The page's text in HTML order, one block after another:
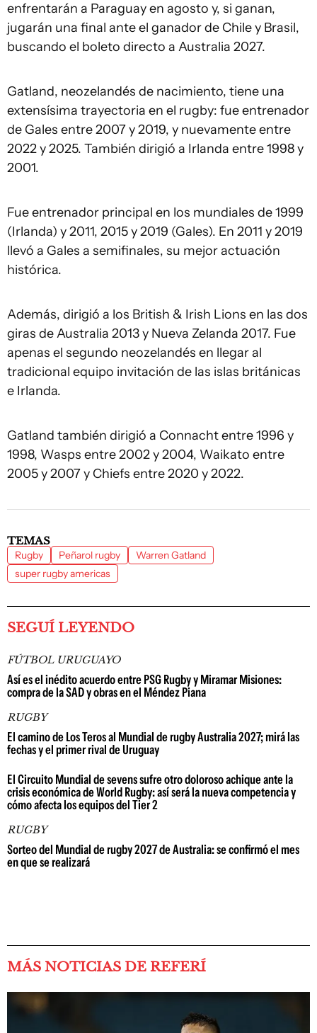
enfrentarán a Paraguay en agosto y, si ganan,
jugarán una final ante el ganador de Chile y Brasil,
buscando el boleto directo a Australia 2027.
Gatland, neozelandés de nacimiento, tiene una
extensísima trayectoria en el rugby: fue entrenador
de Gales entre 2007 y 2019, y nuevamente entre
2022 y 2025. También dirigió a Irlanda entre 1998 y
2001.
Fue entrenador principal en los mundiales de 1999
(Irlanda) y 2011, 2015 y 2019 (Gales). En 2011 y 2019
llevó a Gales a semifinales, su mejor actuación
histórica.
Además, dirigió a los British & Irish Lions en las dos
giras de Australia 2013 y Nueva Zelanda 2017. Fue
apenas el segundo neozelandés en llegar al
tradicional equipo invitación de las islas británicas
e Irlanda.
Gatland también dirigió a Connacht entre 1996 y
1998, Wasps entre 2002 y 2004, Waikato entre
2005 y 2007 y Chiefs entre 2020 y 2022.
TEMAS
Rugby Peñarol rugby
Warren Gatland
super rugby americas
SEGUÍ LEYENDO
FÚTBOL URUGUAYO
Así es el inédito acuerdo entre PSG Rugby y Miramar Misiones:
compra de la SAD y obras en el Méndez Piana
RUGBY
El camino de Los Teros al Mundial de rugby Australia 2027; mirá las
fechas y el primer rival de Uruguay
El Circuito Mundial de sevens sufre otro doloroso achique ante la
crisis económica de World Rugby: así será la nueva competencia y
cómo afecta los equipos del Tier 2
RUGBY
Sorteo del Mundial de rugby 2027 de Australia: se confirmó el mes
en que se realizará
MÁS NOTICIAS DE REFERÍ